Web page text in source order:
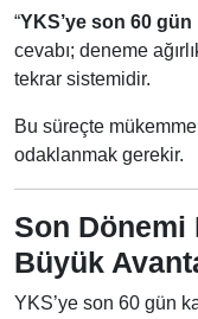
“YKS’ye son 60 gün
cevabı; deneme
tekrar sistemidir.
Bu süreçte
odaklanmak gerekir.
Son Dönemi
Büyük
YKS’ye son 60 gün